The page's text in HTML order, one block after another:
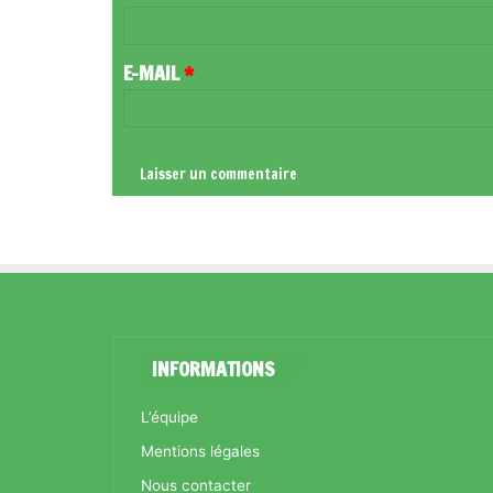
R
E-MAIL*
INFORMATIONS
L’équipe
Mentions légales
Nous contacter